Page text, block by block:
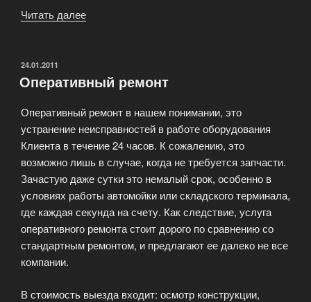
Читать далее
ОПУБЛИКОВАНО
24.01.2011
Оперативный ремонт
Оперативный ремонт в нашем понимании, это
устранение неисправностей в работе оборудования
Клиента в течение 24 часов. К сожалению, это
возможно лишь в случае, когда не требуется запчасти.
Зачастую даже сутки это немалый срок, особенно в
условиях работы автомойки или складского терминала,
где каждая секунда на счету. Как следствие, услуга
оперативного ремонта стоит дорого по сравнению со
стандартным ремонтом, и предлагают ее далеко не все
компании.
В стоимость выезда входит: осмотр конструкции,